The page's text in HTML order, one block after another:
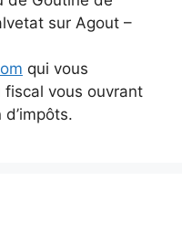
sur Agout –
qui vous
fiscal vous ouvrant